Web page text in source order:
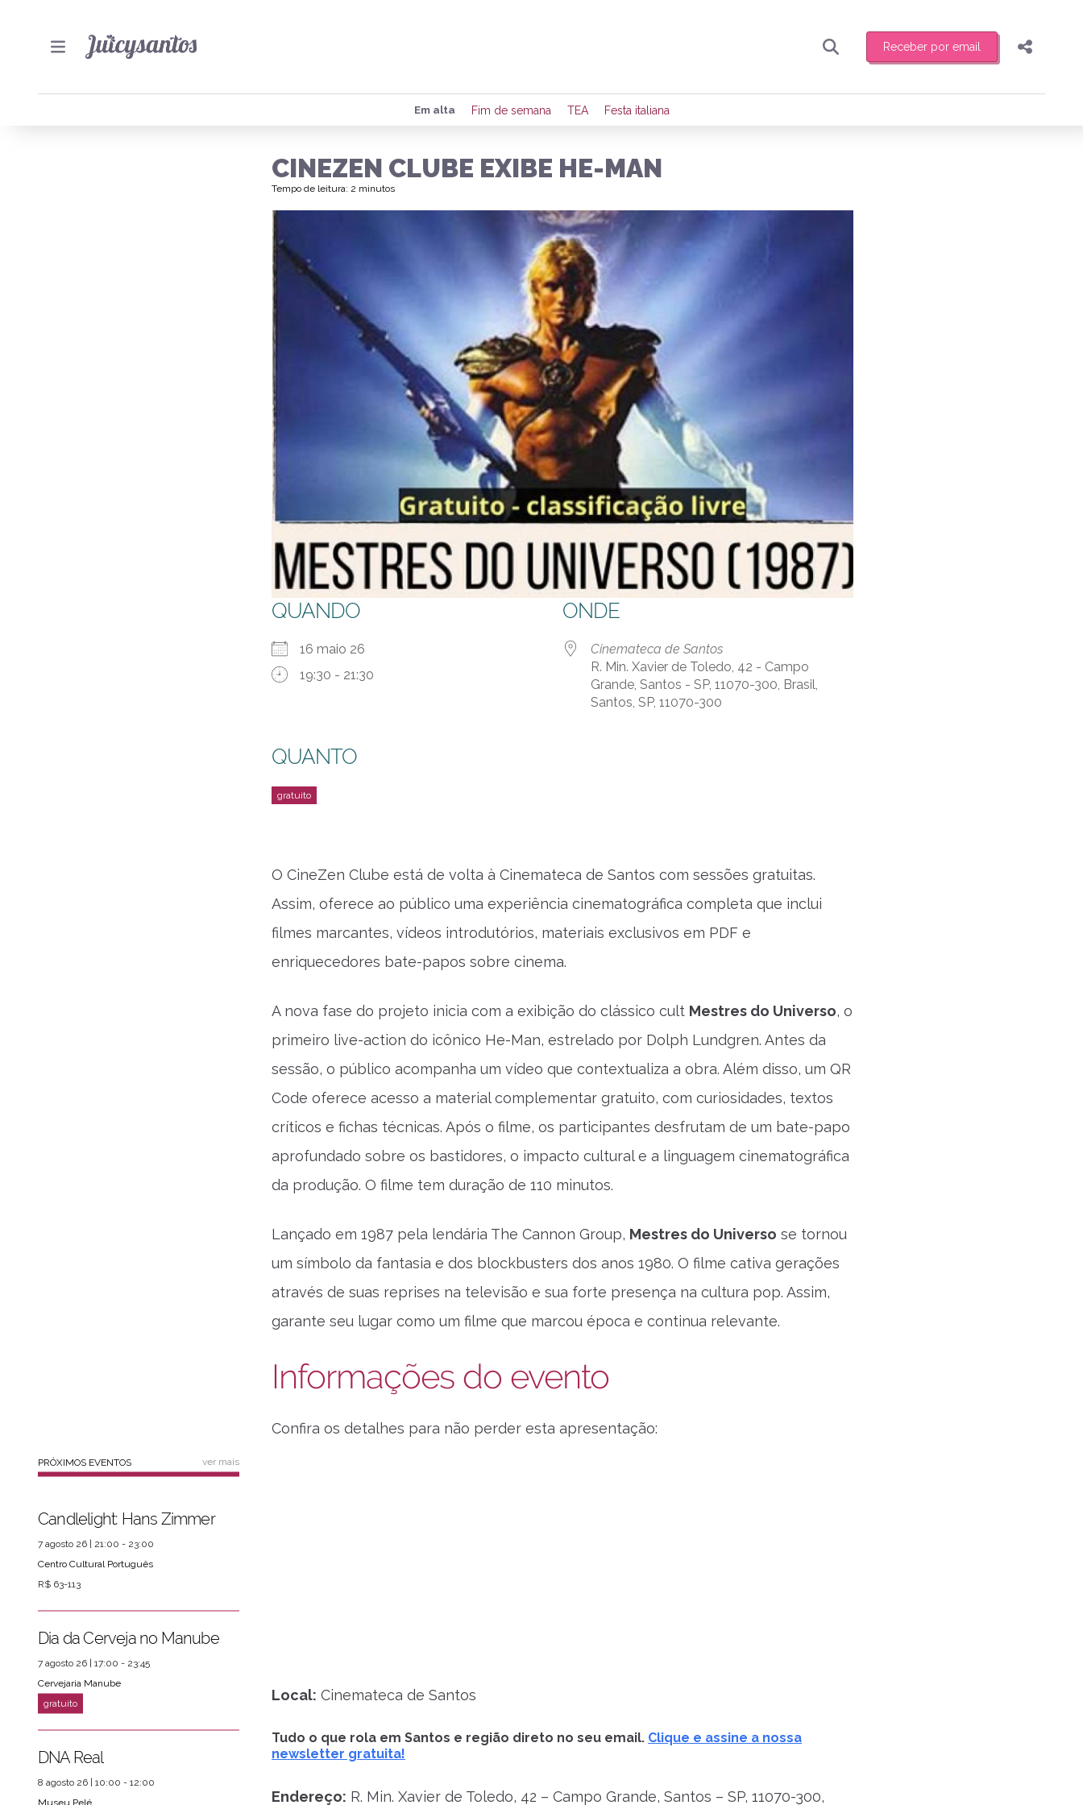
Receber por email
Preencha seus dados para receber toda sexta-feira de manhã o resumo
de eventos e notícias da região.
Quero receber novidades
Compartilhar
Em alta Fim de semana TEA Festa italiana
CINEZEN CLUBE EXIBE HE-MAN
Tempo de leitura: 2 minutos
QUANDO
16 maio 26
19:30 - 21:30
ONDE
Cinemateca de Santos
R. Min. Xavier de Toledo, 42 - Campo
Grande, Santos - SP, 11070-300, Brasil,
Santos, SP, 11070-300
QUANTO
O CineZen Clube está de volta à Cinemateca de Santos com sessões gratuitas.
Assim, oferece ao público uma experiência cinematográfica completa que inclui
filmes marcantes, vídeos introdutórios, materiais exclusivos em PDF e
enriquecedores bate-papos sobre cinema.
A nova fase do projeto inicia com a exibição do clássico cult Mestres do Universo, o
primeiro live-action do icônico He-Man, estrelado por Dolph Lundgren. Antes da
sessão, o público acompanha um vídeo que contextualiza a obra. Além disso, um QR
Code oferece acesso a material complementar gratuito, com curiosidades, textos
críticos e fichas técnicas. Após o filme, os participantes desfrutam de um bate-papo
aprofundado sobre os bastidores, o impacto cultural e a linguagem cinematográfica
da produção. O filme tem duração de 110 minutos.
Lançado em 1987 pela lendária The Cannon Group, Mestres do Universo se tornou
um símbolo da fantasia e dos blockbusters dos anos 1980. O filme cativa gerações
através de suas reprises na televisão e sua forte presença na cultura pop. Assim,
garante seu lugar como um filme que marcou época e continua relevante.
Informações do evento
Confira os detalhes para não perder esta apresentação:
Local: Cinemateca de Santos
Tudo o que rola em Santos e região direto no seu email. Clique e assine a nossa
newsletter gratuita!
Endereço: R. Min. Xavier de Toledo, 42 – Campo Grande, Santos – SP, 11070-300,
PRÓXIMOS EVENTOS ver mais
Candlelight: Hans Zimmer
7 agosto 26 | 21:00 - 23:00
Centro Cultural Português
R$ 63-113
Dia da Cerveja no Manube
7 agosto 26 | 17:00 - 23:45
Cervejaria Manube
DNA Real
8 agosto 26 | 10:00 - 12:00
Museu Pelé